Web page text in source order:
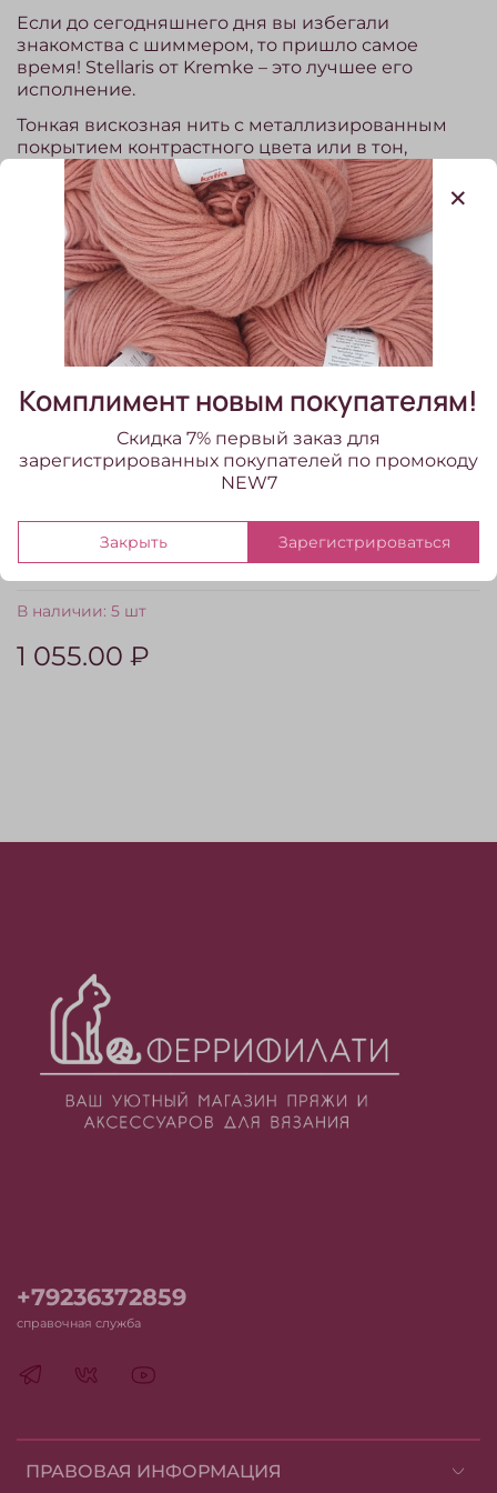
В наличии: 5 шт
1 055.00 ₽
Если до сегодняшнего дня вы избегали
знакомства с шиммером, то пришло самое
время! Stellaris от Kremke – это лучшее его
исполнение.
Тонкая вискозная нить с металлизированным
покрытием контрастного цвета или в тон,
придаст изделию изысканные блики и
утонченность. Нить невероятно прочная на
разрыв, исключает заломы, осыпание блесток и
потускнение в процессе эксплуатации. При
желании вы можете укрепить свои носочки этой
пряжей и добавить изюминку в исполнение
изделия. Вяжите Stellaris с основной нитью
изделия. Намотка выполнена на картонной
катушке.
Расход:
чтобы определить, какое количество
этой пряжи необходимо на изделие -
ориентируйтесь на метраж основной нити.
Например, на джемпер 42 размера в среднем
Уход за изделием:ручная стирка.
ПРАВОВАЯ ИНФОРМАЦИЯ
+79236372859
справочная служба
Комплимент новым покупателям!
Скидка 7% первый заказ для
зарегистрированных покупателей по промокоду
NEW7
Закрыть Зарегистрироваться